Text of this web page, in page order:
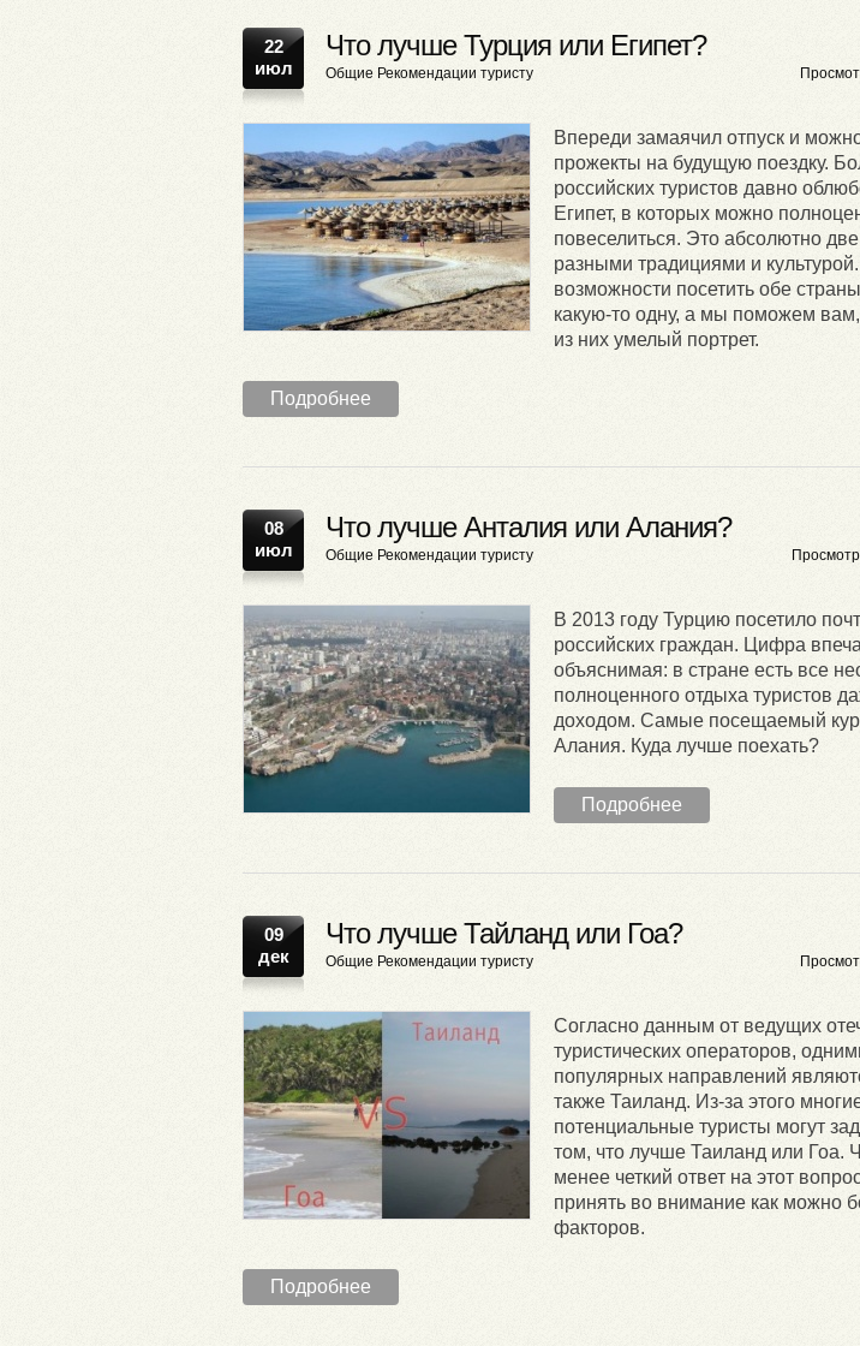
22
июл
Что лучше Турция или Египет?
Общие Рекомендации туристу
Впереди замаячил отпуск и
прожекты на будущую поездку.
российских туристов давно
Египет, в которых можно
повеселиться. Это абсолютно
разными традициями и
возможности посетить обе
какую-то одну, а мы поможем
из них умелый портрет.
Подробнее
08
июл
Что лучше Анталия или Алания?
Общие Рекомендации туристу
В 2013 году Турцию посетило
российских граждан. Цифра
объяснимая: в стране есть все
полноценного отдыха туристов
доходом. Самые посещаемый
Алания. Куда лучше поехать?
Подробнее
09
дек
Что лучше Тайланд или Гоа?
Общие Рекомендации туристу
Согласно данным от ведущих
туристических операторов,
популярных направлений
также Таиланд. Из-за этого
потенциальные туристы могут
том, что лучше Таиланд или Гоа.
менее четкий ответ на этот
принять во внимание как можно
факторов.
Подробнее